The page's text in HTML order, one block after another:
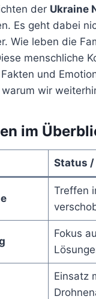
der Ukraine
Es geht dabei
Wie leben die
menschliche
und
wir
im
Status /
Treffen
Fokus
Einsatz